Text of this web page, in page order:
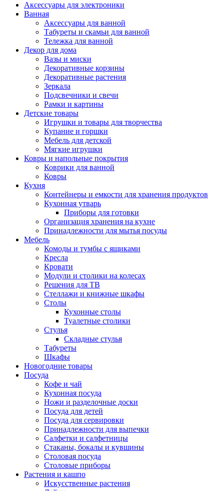
Аксессуары для электроники
Ванная
Аксессуары для ванной
Табуреты и скамьи для ванной
Тележка для ванной
Декор для дома
Вазы и миски
Декоративные корзины
Декоративные растения
Зеркала
Подсвечники и свечи
Рамки и картины
Детские товары
Игрушки и товары для творчества
Купание и горшки
Мебель для детской
Мягкие игрушки
Ковры и напольные покрытия
Коврики для ванной
Ковры
Кухня
Контейнеры и емкости для хранения продуктов
Кухонная утварь
Приборы для готовки
Организация хранения на кухне
Принадлежности для мытья посуды
Мебель
Комоды и тумбы с ящиками
Кресла
Кровати
Модули и столики на колесах
Решения для ТВ
Стеллажи и книжные шкафы
Столы
Кухонные столы
Туалетные столики
Стулья
Складные стулья
Табуреты
Шкафы
Новогодние товары
Посуда
Кофе и чай
Кухонная посуда
Ножи и разделочные доски
Посуда для детей
Посуда для сервировки
Принадлежности для выпечки
Салфетки и салфетницы
Стаканы, бокалы и кувшины
Столовая посуда
Столовые приборы
Растения и кашпо
Искусственные растения